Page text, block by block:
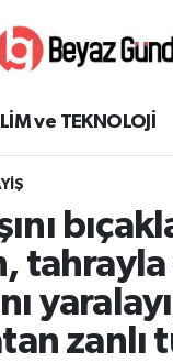
ve TEKNOLOJİ
tahrayla
zanlı
Durumu ve
Haberleri